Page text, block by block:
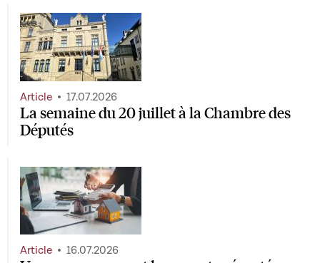
La semaine du 20 juillet à la Chambre des
Députés
Article 17.07.2026
Article 16.07.2026